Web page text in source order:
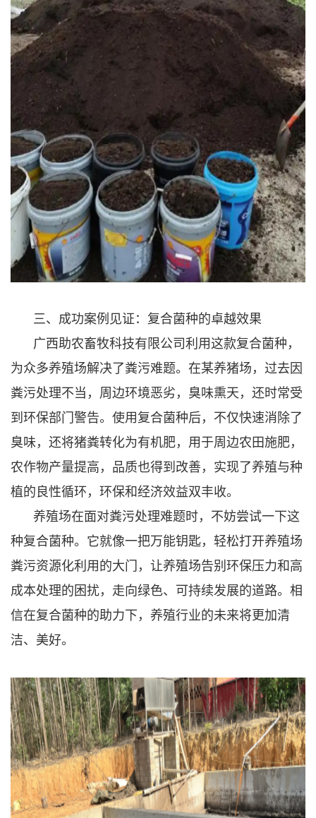
三、成功案例见证：复合菌种的卓越效果
广西助农畜牧科技有限公司利用这款复合菌种，
为众多养殖场解决了粪污难题。在某养猪场，过去因
粪污处理不当，周边环境恶劣，臭味熏天，还时常受
到环保部门警告。使用复合菌种后，不仅快速消除了
臭味，还将猪粪转化为有机肥，用于周边农田施肥，
农作物产量提高，品质也得到改善，实现了养殖与种
植的良性循环，环保和经济效益双丰收。
养殖场在面对粪污处理难题时，不妨尝试一下这
种复合菌种。它就像一把万能钥匙，轻松打开养殖场
粪污资源化利用的大门，让养殖场告别环保压力和高
成本处理的困扰，走向绿色、可持续发展的道路。相
信在复合菌种的助力下，养殖行业的未来将更加清
洁、美好。